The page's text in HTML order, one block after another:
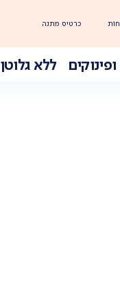
כרטיס מתנה
ללא גלוטן